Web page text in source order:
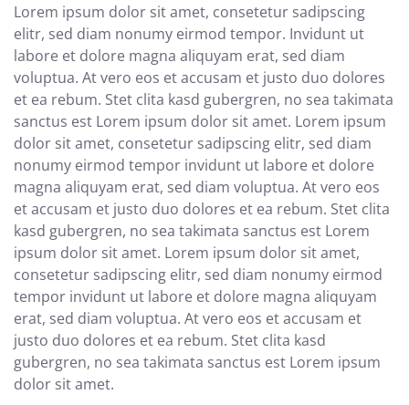
Lorem ipsum dolor sit amet, consetetur sadipscing
elitr, sed diam nonumy eirmod tempor. Invidunt ut
labore et dolore magna aliquyam erat, sed diam
voluptua. At vero eos et accusam et justo duo dolores
et ea rebum. Stet clita kasd gubergren, no sea takimata
sanctus est Lorem ipsum dolor sit amet. Lorem ipsum
dolor sit amet, consetetur sadipscing elitr, sed diam
nonumy eirmod tempor invidunt ut labore et dolore
magna aliquyam erat, sed diam voluptua. At vero eos
et accusam et justo duo dolores et ea rebum. Stet clita
kasd gubergren, no sea takimata sanctus est Lorem
ipsum dolor sit amet. Lorem ipsum dolor sit amet,
consetetur sadipscing elitr, sed diam nonumy eirmod
tempor invidunt ut labore et dolore magna aliquyam
erat, sed diam voluptua. At vero eos et accusam et
justo duo dolores et ea rebum. Stet clita kasd
gubergren, no sea takimata sanctus est Lorem ipsum
dolor sit amet.